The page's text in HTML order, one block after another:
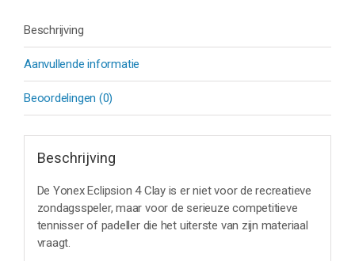
Beschrijving
Aanvullende informatie
Beoordelingen (0)
Beschrijving
De Yonex Eclipsion 4 Clay is er niet voor de recreatieve
zondagsspeler, maar voor de serieuze competitieve
tennisser of padeller die het uiterste van zijn materiaal
vraagt.